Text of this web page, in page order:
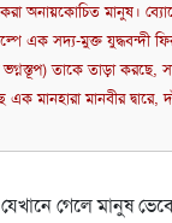
অনায়কোচিত মানুষ।
এক সদ্য-মুক্ত যুদ্ধবন্দী
তাকে তাড়া করছে,
মানহারা মানবীর দ্বারে,
গেলে মানুষ